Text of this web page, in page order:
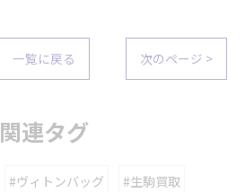
一覧に戻る 次のページ >
関連タグ
#ヴィトンバッグ #生駒買取